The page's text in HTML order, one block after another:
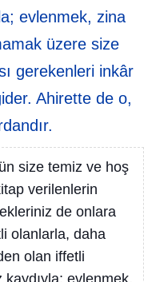
evlenmek, zina
üzere size
gerekenleri inkâr
Ahirette de o,
size temiz ve hoş
verilenlerin
de onlara
olanlarla, daha
olan iffetli
evlenmek,